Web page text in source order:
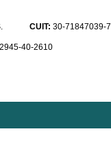
CUIT: 30-71847039-7
2945-40-2610